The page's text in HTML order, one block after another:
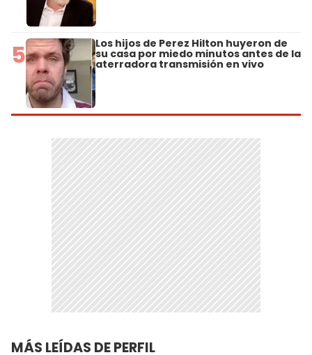
5 Los hijos de Perez Hilton huyeron de
su casa por miedo minutos antes de la
aterradora transmisión en vivo
MÁS LEÍDAS DE PERFIL